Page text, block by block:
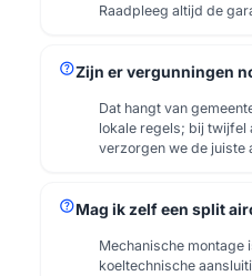
Raadpleeg altijd de
helpZijn er vergunningen
Dat hangt van
lokale regels; bij twijfel
verzorgen we de juiste
helpMag ik zelf een split
Mechanische montage
koeltechnische